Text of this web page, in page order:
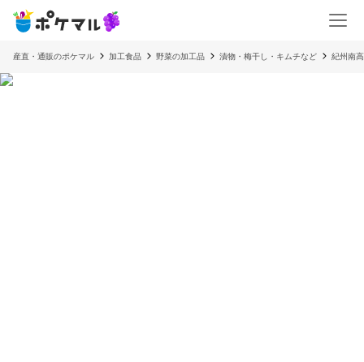
産直・通販のポケマル 加工食品 野菜の加工品 漬物・梅干し・キムチなど 紀州南